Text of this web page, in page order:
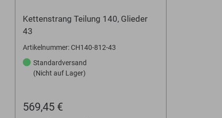
Kettenstrang Teilung 140, Glieder
43
Artikelnummer: CH140-812-43
Standardversand
(Nicht auf Lager)
569,45 €